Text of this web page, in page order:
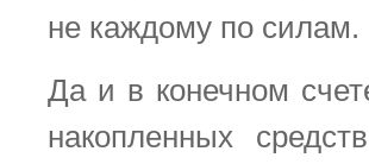
не каждому по силам.
Да и в конечном
накопленных